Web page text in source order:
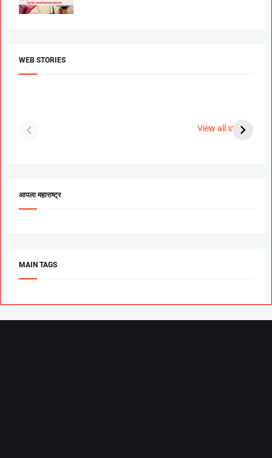
WEB STORIES
View all stories
पूजा सावंत ने गुपचूप
आपला महाराष्ट्र
MAIN TAGS